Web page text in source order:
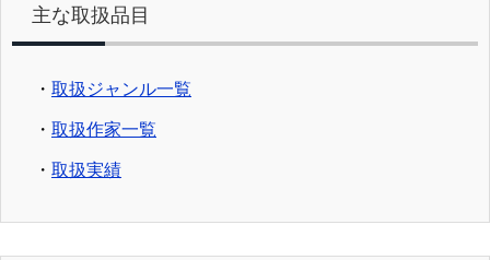
主な取扱品目
・ 取扱ジャンル一覧
・ 取扱作家一覧
・ 取扱実績